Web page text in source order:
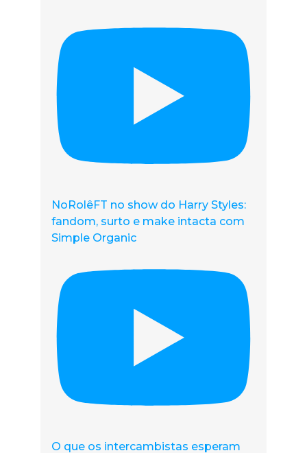
NoRolêFT no show do Harry Styles:
fandom, surto e make intacta com
Simple Organic
O que os intercambistas esperam